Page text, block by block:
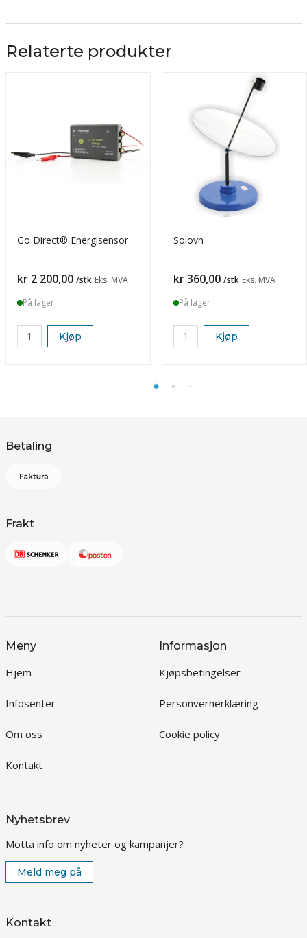
Relaterte produkter
Go Direct® Energisensor
Pris
kr 2 200,00 /stk Eks. MVA
På lager
Kjøp
Solovn
Pris
kr 360,00 /stk Eks. MVA
På lager
Kjøp
Betaling
Frakt
Meny
Hjem
Infosenter
Om oss
Kontakt
Informasjon
Kjøpsbetingelser
Personvernerklæring
Cookie policy
Nyhetsbrev
Motta info om nyheter og kampanjer?
Meld meg på
Kontakt